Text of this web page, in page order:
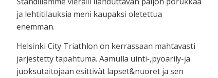
ja lehtitilauksia meni kaupaksi oletettua
enemmän.
Helsinki City Triathlon on kerrassaan mahtavasti
järjestetty tapahtuma. Aamulla uinti-,pyöärily-ja
juoksutaitojaan esittivät lapset&nuoret ja sen